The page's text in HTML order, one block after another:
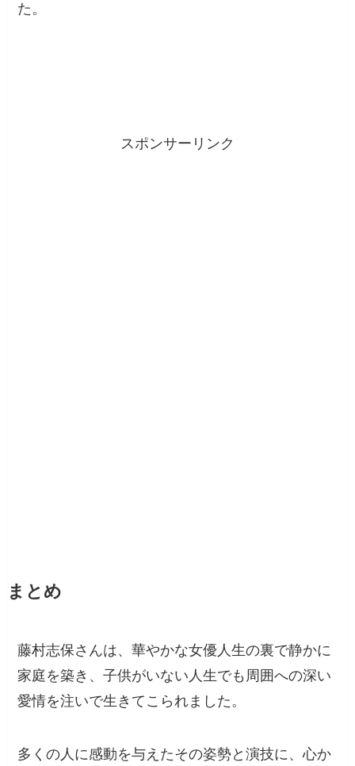
た。
スポンサーリンク
まとめ
藤村志保さんは、華やかな女優人生の裏で静かに
家庭を築き、子供がいない人生でも周囲への深い
愛情を注いで生きてこられました。
多くの人に感動を与えたその姿勢と演技に、心か